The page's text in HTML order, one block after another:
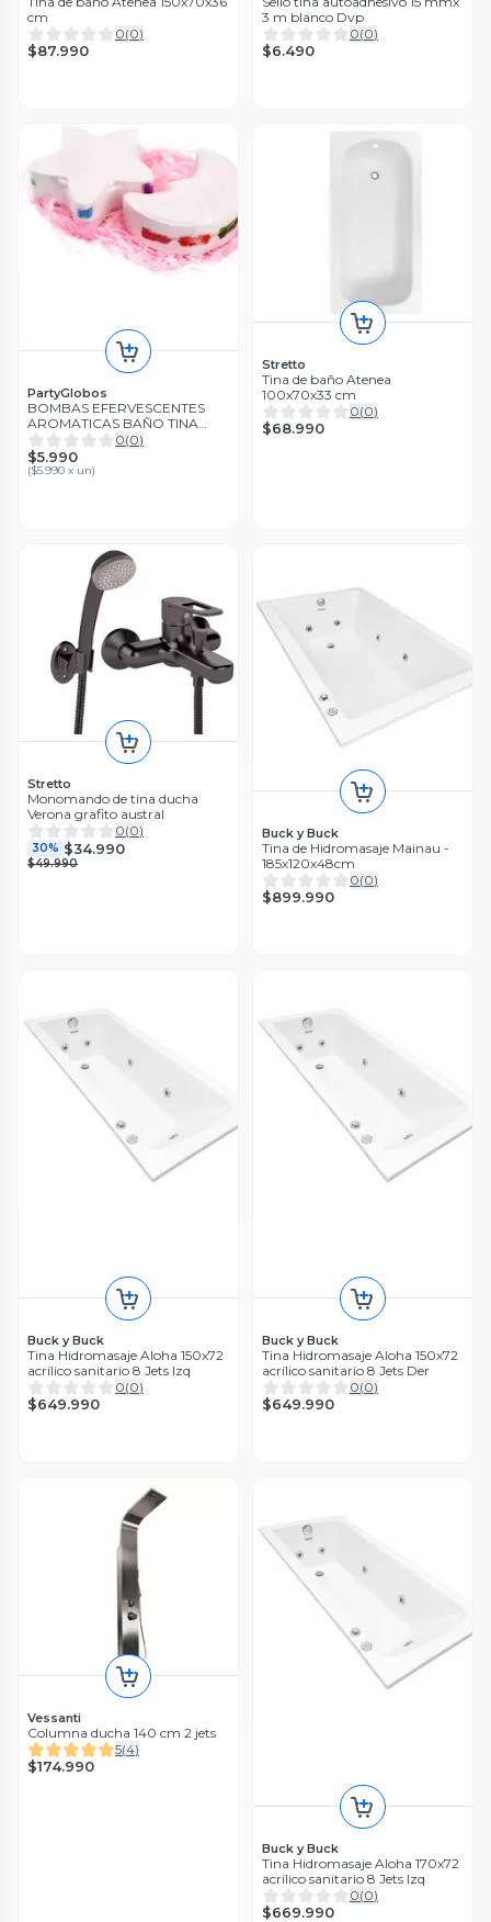
cm
0(0)
$87.990
3 m blanco Dvp
0(0)
$6.490
PartyGlobos
BOMBAS EFERVESCENTES
AROMATICAS BAÑO TINA
RELAJANTE SPA ARCOIRIS
0(0)
$5.990
($5.990 x un)
Stretto
Tina de baño Atenea
100x70x33 cm
0(0)
$68.990
Stretto
Monomando de tina ducha
Verona grafito austral
0(0)
30% $34.990
$49.990
Buck y Buck
Tina de Hidromasaje Mainau -
185x120x48cm
0(0)
$899.990
Buck y Buck
Tina Hidromasaje Aloha 150x72
acrílico sanitario 8 Jets Izq
0(0)
$649.990
Buck y Buck
Tina Hidromasaje Aloha 150x72
acrílico sanitario 8 Jets Der
0(0)
$649.990
Vessanti
Columna ducha 140 cm 2 jets
5(4)
$174.990
Buck y Buck
Tina Hidromasaje Aloha 170x72
acrílico sanitario 8 Jets Izq
0(0)
$669.990